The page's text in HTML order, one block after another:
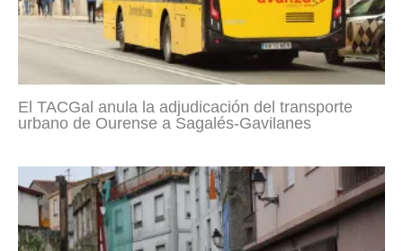
El TACGal anula la adjudicación del transporte
urbano de Ourense a Sagalés-Gavilanes